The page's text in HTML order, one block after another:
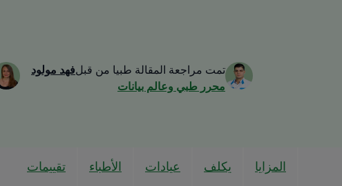
تمت مراجعة المقالة طبيا من قبلفهد مولود
محرر طبي وعالم بيانات
المزايا يكلف عيادات الأطباء تقييمات